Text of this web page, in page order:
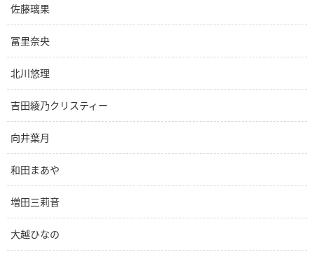
佐藤璃果
冨里奈央
北川悠理
吉田綾乃クリスティー
向井葉月
和田まあや
増田三莉音
大越ひなの